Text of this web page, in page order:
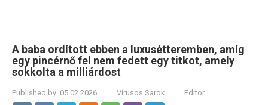
A baba ordított ebben a luxusétteremben, amíg
egy pincérnő fel nem fedett egy titkot, amely
sokkolta a milliárdost
Published by: 05.02.2026 Vírusos Sarok Editor